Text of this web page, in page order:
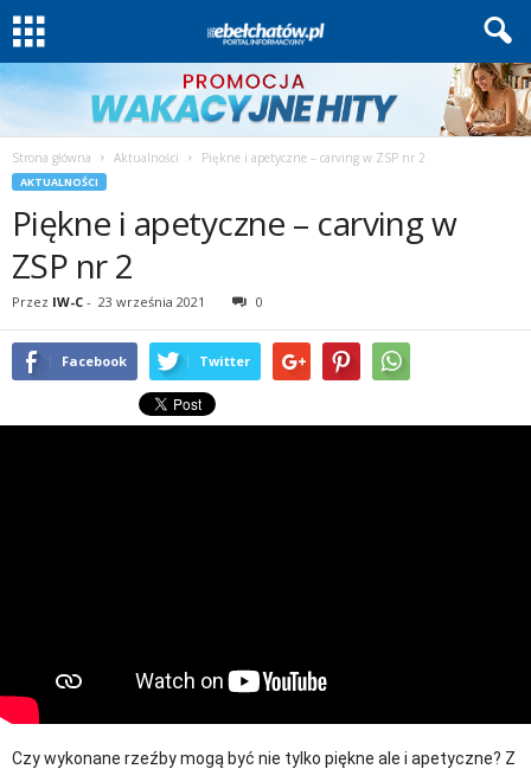
Strona główna Aktualności Piękne i apetyczne – carving w ZSP nr 2
AKTUALNOŚCI
Piękne i apetyczne – carving w
ZSP nr 2
Przez IW-C - 23 września 2021 0
Facebook Twitter
Czy wykonane rzeźby mogą być nie tylko piękne ale i apetyczne? Z